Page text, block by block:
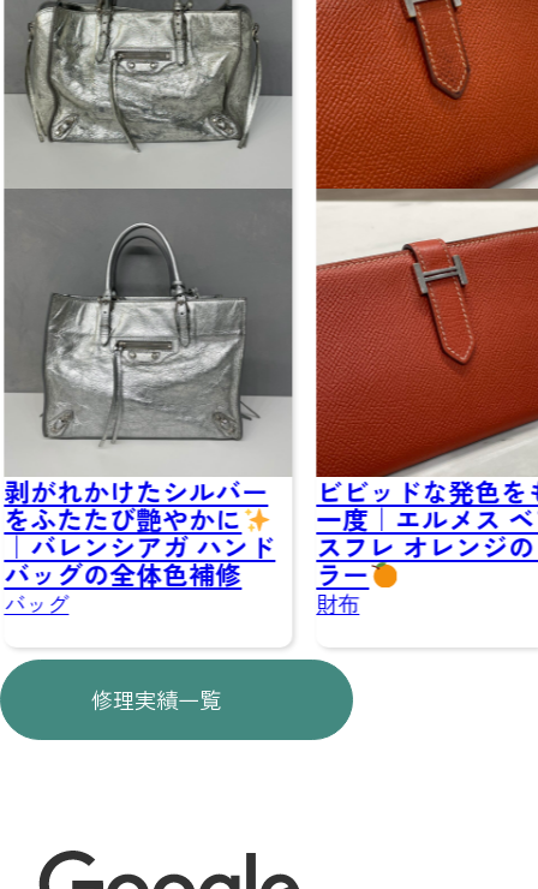
れかけたシルバー
たたび艶やかに
レンシアガ ハンド
グの全体色補修
グ
ビビッドな発色をも
一度｜エルメス ベア
スフレ オレンジのリ
ラー
財布
修理実績一覧